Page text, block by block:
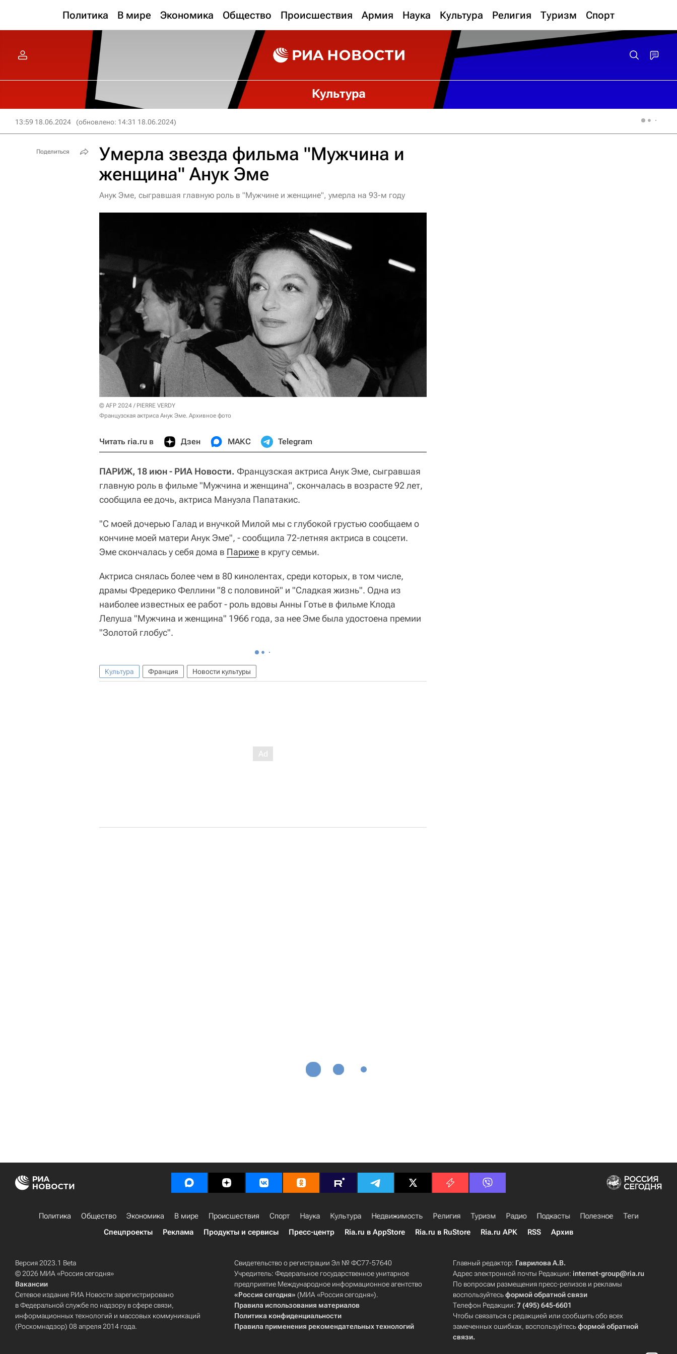
Политика В мире Экономика Общество Происшествия Армия Наука Культура Религия Туризм Спорт
Культура
13:59 18.06.2024 (обновлено: 14:31 18.06.2024)
Умерла звезда фильма "Мужчина и
женщина" Анук Эме
Анук Эме, сыгравшая главную роль в "Мужчине и женщине", умерла на 93-м году
© AFP 2024 / PIERRE VERDY
Французская актриса Анук Эме. Архивное фото
Читать ria.ru в Дзен МАКС Telegram
ПАРИЖ, 18 июн - РИА Новости. Французская актриса Анук Эме, сыгравшая
главную роль в фильме "Мужчина и женщина", скончалась в возрасте 92 лет,
сообщила ее дочь, актриса Мануэла Папатакис.
"С моей дочерью Галад и внучкой Милой мы с глубокой грустью сообщаем о
кончине моей матери Анук Эме", - сообщила 72-летняя актриса в соцсети.
Эме скончалась у себя дома в Париже в кругу семьи.
Актриса снялась более чем в 80 кинолентах, среди которых, в том числе,
драмы Фредерико Феллини "8 с половиной" и "Сладкая жизнь". Одна из
наиболее известных ее работ - роль вдовы Анны Готье в фильме Клода
Лелуша "Мужчина и женщина" 1966 года, за нее Эме была удостоена премии
"Золотой глобус".
Культура Франция Новости культуры
Поделиться
Политика Общество Экономика В мире Происшествия Спорт Наука Культура Недвижимость Религия Туризм Радио Подкасты Полезное
Теги
Спецпроекты
Реклама Продукты и сервисы Пресс-центр Ria.ru в AppStore Ria.ru в RuStore Ria.ru APK RSS Архив
Версия 2023.1 Beta
© 2026 МИА «Россия сегодня»
Вакансии
Сетевое издание РИА Новости зарегистрировано
в Федеральной службе по надзору в сфере связи,
информационных технологий и массовых коммуникаций
(Роскомнадзор) 08 апреля 2014 года.
Свидетельство о регистрации Эл № ФС77-57640
Учредитель: Федеральное государственное унитарное
предприятие Международное информационное агентство
«Россия сегодня» (МИА «Россия сегодня»).
Правила использования материалов
Политика конфиденциальности
Правила применения рекомендательных технологий
Главный редактор: Гаврилова А.В.
Адрес электронной почты Редакции:internet-group@ria.ru
По вопросам размещения пресс-релизов и рекламы
воспользуйтесьформой обратной связи
Телефон Редакции:7 (495) 645-6601
Чтобы связаться с редакцией или сообщить обо всех
замеченных ошибках, воспользуйтесьформой обратной
связи.